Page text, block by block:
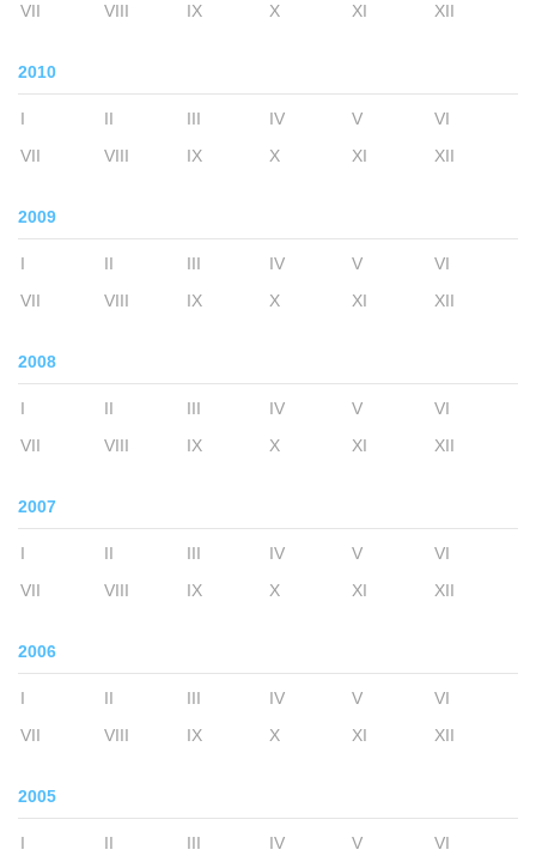
VII
VIII IX X XI XII
2010
I II III IV V
VI
VII
VIII IX X XI XII
2009
I II III IV V
VI
VII
VIII IX X XI XII
2008
I II III IV V
VI
VII
VIII IX X XI XII
2007
I II III IV V
VI
VII
VIII IX X XI XII
2006
I II III IV V
VI
VII
VIII IX X XI XII
2005
I II III IV V
VI